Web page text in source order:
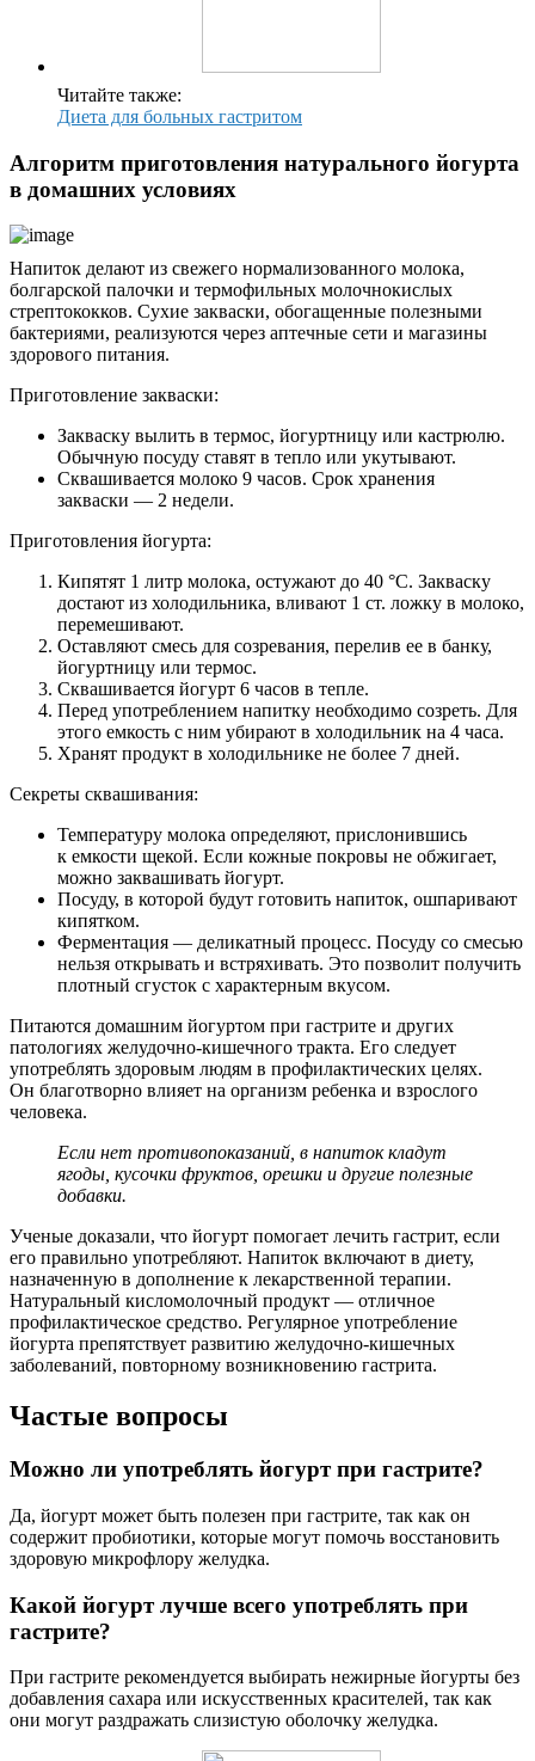
Читайте также:
Диета для больных гастритом
Алгоритм приготовления натурального йогурта
в домашних условиях
Напиток делают из свежего нормализованного молока,
болгарской палочки и термофильных молочнокислых
стрептококков. Сухие закваски, обогащенные полезными
бактериями, реализуются через аптечные сети и магазины
здорового питания.
Приготовление закваски:
Закваску вылить в термос, йогуртницу или кастрюлю.
Обычную посуду ставят в тепло или укутывают.
Сквашивается молоко 9 часов. Срок хранения
закваски — 2 недели.
Приготовления йогурта:
Кипятят 1 литр молока, остужают до 40 °C. Закваску
достают из холодильника, вливают 1 ст. ложку в молоко,
перемешивают.
Оставляют смесь для созревания, перелив ее в банку,
йогуртницу или термос.
Сквашивается йогурт 6 часов в тепле.
Перед употреблением напитку необходимо созреть. Для
этого емкость с ним убирают в холодильник на 4 часа.
Хранят продукт в холодильнике не более 7 дней.
Секреты сквашивания:
Температуру молока определяют, прислонившись
к емкости щекой. Если кожные покровы не обжигает,
можно заквашивать йогурт.
Посуду, в которой будут готовить напиток, ошпаривают
кипятком.
Ферментация — деликатный процесс. Посуду со смесью
нельзя открывать и встряхивать. Это позволит получить
плотный сгусток с характерным вкусом.
Питаются домашним йогуртом при гастрите и других
патологиях желудочно-кишечного тракта. Его следует
употреблять здоровым людям в профилактических целях.
Он благотворно влияет на организм ребенка и взрослого
человека.
Если нет противопоказаний, в напиток кладут
ягоды, кусочки фруктов, орешки и другие полезные
добавки.
Ученые доказали, что йогурт помогает лечить гастрит, если
его правильно употребляют. Напиток включают в диету,
назначенную в дополнение к лекарственной терапии.
Натуральный кисломолочный продукт — отличное
профилактическое средство. Регулярное употребление
йогурта препятствует развитию желудочно-кишечных
заболеваний, повторному возникновению гастрита.
Частые вопросы
Можно ли употреблять йогурт при гастрите?
Да, йогурт может быть полезен при гастрите, так как он
содержит пробиотики, которые могут помочь восстановить
здоровую микрофлору желудка.
Какой йогурт лучше всего употреблять при
гастрите?
При гастрите рекомендуется выбирать нежирные йогурты без
добавления сахара или искусственных красителей, так как
они могут раздражать слизистую оболочку желудка.